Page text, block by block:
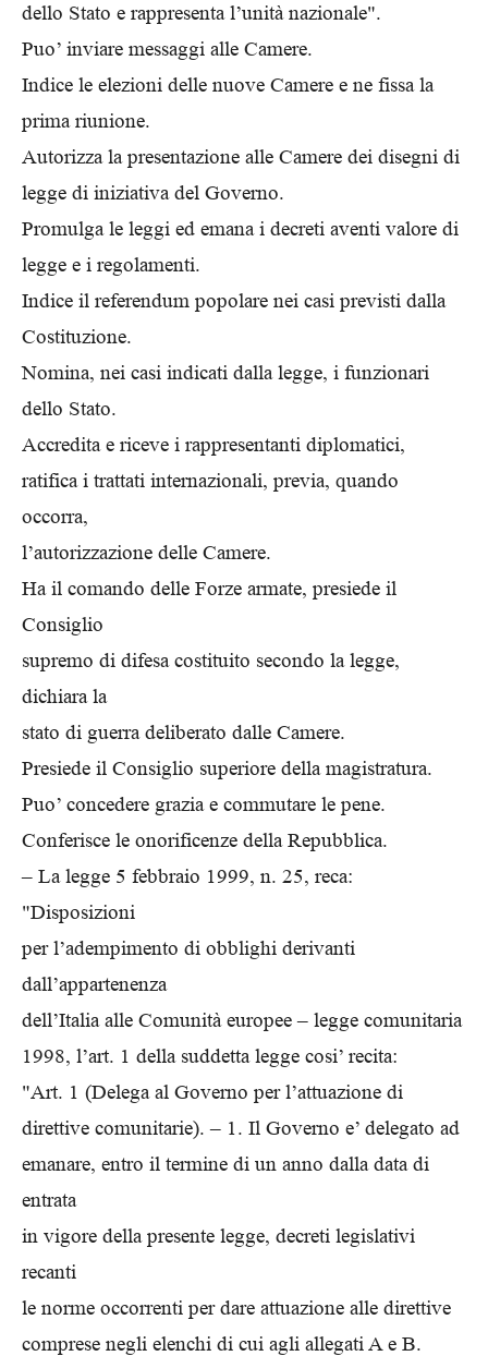
dello Stato e rappresenta l’unità nazionale".
Puo’ inviare messaggi alle Camere.
Indice le elezioni delle nuove Camere e ne fissa la
prima riunione.
Autorizza la presentazione alle Camere dei disegni di
legge di iniziativa del Governo.
Promulga le leggi ed emana i decreti aventi valore di
legge e i regolamenti.
Indice il referendum popolare nei casi previsti dalla
Costituzione.
Nomina, nei casi indicati dalla legge, i funzionari
dello Stato.
Accredita e riceve i rappresentanti diplomatici,
ratifica i trattati internazionali, previa, quando
occorra,
l’autorizzazione delle Camere.
Ha il comando delle Forze armate, presiede il
Consiglio
supremo di difesa costituito secondo la legge,
dichiara la
stato di guerra deliberato dalle Camere.
Presiede il Consiglio superiore della magistratura.
Puo’ concedere grazia e commutare le pene.
Conferisce le onorificenze della Repubblica.
– La legge 5 febbraio 1999, n. 25, reca:
"Disposizioni
per l’adempimento di obblighi derivanti
dall’appartenenza
dell’Italia alle Comunità europee – legge comunitaria
1998, l’art. 1 della suddetta legge cosi’ recita:
"Art. 1 (Delega al Governo per l’attuazione di
direttive comunitarie). – 1. Il Governo e’ delegato ad
emanare, entro il termine di un anno dalla data di
entrata
in vigore della presente legge, decreti legislativi
recanti
le norme occorrenti per dare attuazione alle direttive
comprese negli elenchi di cui agli allegati A e B.